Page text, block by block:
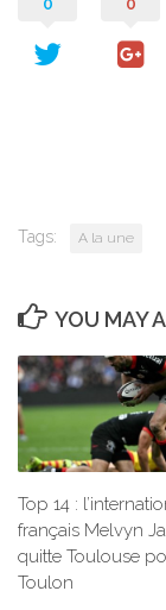
Tags: A la une
YOU MAY
Top 14 :
français Melvyn
quitte Toulouse
Toulon